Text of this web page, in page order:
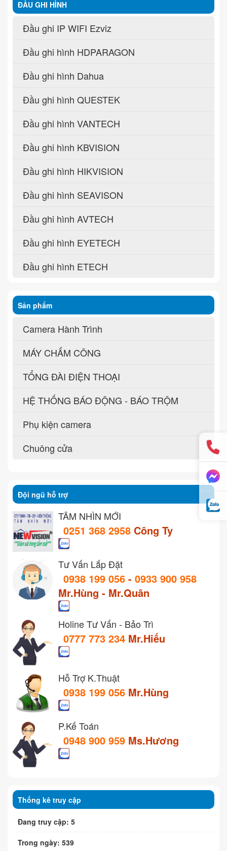
ĐẦU GHI HÌNH
Đầu ghi IP WIFI Ezviz
Đầu ghi hình HDPARAGON
Đầu ghi hình Dahua
Đầu ghi hình QUESTEK
Đầu ghi hình VANTECH
Đầu ghi hình KBVISION
Đầu ghi hình HIKVISION
Đầu ghi hình SEAVISON
Đầu ghi hình AVTECH
Đầu ghi hình EYETECH
Đầu ghi hình ETECH
Sản phẩm
Camera Hành Trình
MÁY CHẤM CÔNG
TỔNG ĐÀI ĐIỆN THOẠI
HỆ THỐNG BÁO ĐỘNG - BÁO TRỘM
Phụ kiện camera
Chuông cửa
Đội ngũ hỗ trợ
TẦM NHÌN MỚI
0251 368 2958 Công Ty
Tư Vấn Lắp Đặt
0938 199 056 - 0933 900 958
Mr.Hùng - Mr.Quân
Holine Tư Vấn - Bảo Trì
0777 773 234 Mr.Hiếu
Hỗ Trợ K.Thuật
0938 199 056 Mr.Hùng
P.Kế Toán
0948 900 959 Ms.Hương
Thống kê truy cập
Đang truy cập: 5
Trong ngày: 539